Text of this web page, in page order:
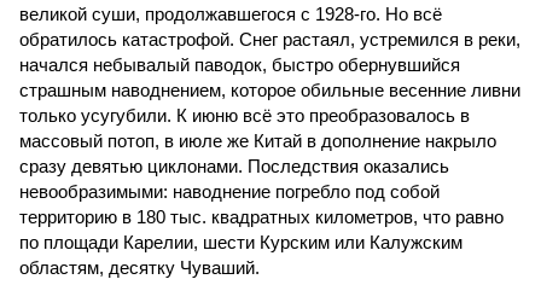
великой суши, продолжавшегося с 1928-го. Но всё
обратилось катастрофой. Снег растаял, устремился в реки,
начался небывалый паводок, быстро обернувшийся
страшным наводнением, которое обильные весенние ливни
только усугубили. К июню всё это преобразовалось в
массовый потоп, в июле же Китай в дополнение накрыло
сразу девятью циклонами. Последствия оказались
невообразимыми: наводнение погребло под собой
территорию в 180 тыс. квадратных километров, что равно
по площади Карелии, шести Курским или Калужским
областям, десятку Чуваший.